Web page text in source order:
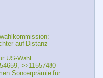
auf Distanz
US-Wahl
>>11557480
Sonderprämie für